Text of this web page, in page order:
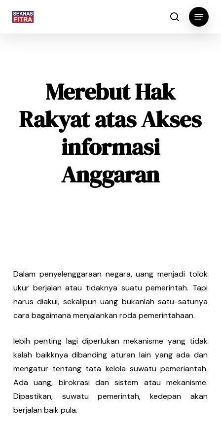
search
Menu
Merebut Hak
Rakyat atas Akses
informasi
Anggaran
Dalam penyelenggaraan negara, uang menjadi tolok
ukur berjalan atau tidaknya suatu pemerintah. Tapi
harus diakui, sekalipun uang bukanlah satu-satunya
cara bagaimana menjalankan roda pemerintahaan.
lebih penting lagi diperlukan mekanisme yang tidak
kalah baikknya dibanding aturan lain yang ada dan
mengatur tentang tata kelola suwatu pemeriantah.
Ada uang, birokrasi dan sistem atau mekanisme.
Dipastikan, suwatu pemerintah, kedepan akan
berjalan baik pula.